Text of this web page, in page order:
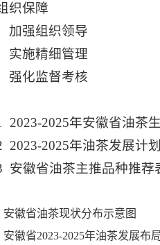
织保障
加强组织领导
实施精细管理
强化监督考核
2023-2025年安徽省油茶
2023-2025年油茶发展计
安徽省油茶主推品种推荐
安徽省油茶现状分布示意图
安徽省2023-2025年油茶发展布